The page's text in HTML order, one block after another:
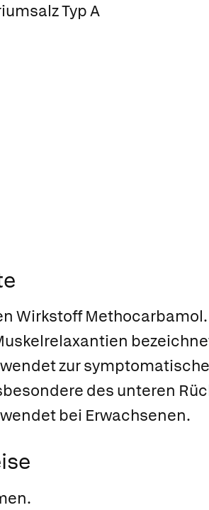
Typ A
Wirkstoff
zur
des unteren
bei Erwachsenen.